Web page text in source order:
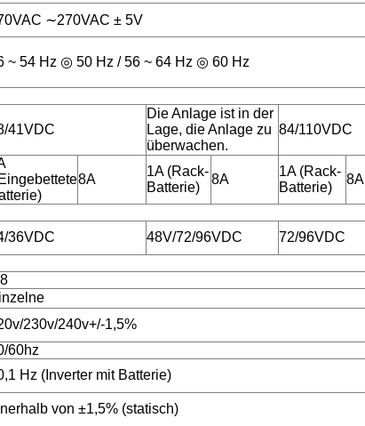
∼270VAC ± 5V
~ 54 Hz ◎ 50 Hz / 56 ~ 64 Hz ◎ 60 Hz
41VDC
Die Anlage ist in der
Lage, die Anlage zu
überwachen.
84/110VDC
8A
1A (Rack-
Batterie)
8A
1A (Rack-
Batterie)
8A
36VDC 48V/72/96VDC
72/96VDC
230v/240v+/-1,5%
60hz
Hz (Inverter mit Batterie)
von ±1,5% (statisch)